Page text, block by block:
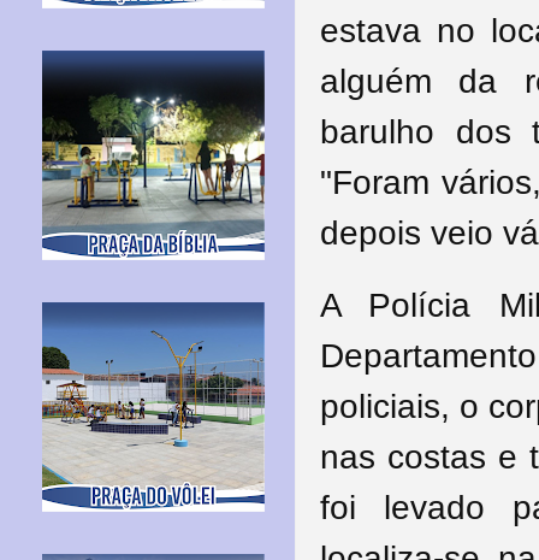
estava no
alguém da
barulho dos
"Foram
depois veio
A Polícia
policiais, o
nas costas e
foi levado